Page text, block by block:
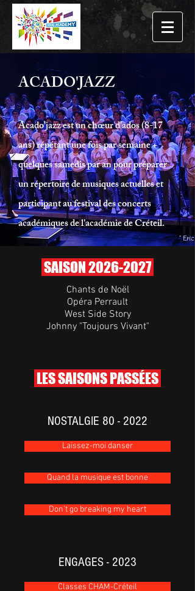
ACADO'JAZZ
Acado'jazz est un chœur d'ados (8-17
ans) répétant une fois par semaine +
quelques samedis par an pour préparer
un répertoire de musiques actuelles et
participant au festival des concerts
académiques de l'académie de Créteil.
SAISON2026-2027
Chants de Noël
Opéra Perrault
West Side Story
Johnny "Toujours Vivant"
LES SAISONS PASSÉES
NOSTALGIE 80 - 2022
Laissez-moi danser
Quand la musique est bonne
Don't go breaking my heart
ENGAGES - 2023
Classes CHAM-Créteil